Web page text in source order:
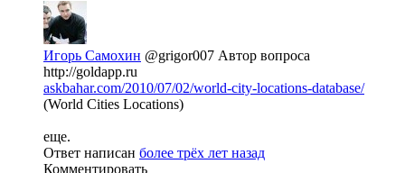
Игорь Самохин @grigor007 Автор вопроса
http://goldapp.ru
askbahar.com/2010/07/02/world-city-locations-database/
(World Cities Locations)
еще.
Ответ написан более трёх лет назад
Комментировать